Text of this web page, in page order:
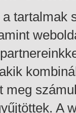
tartalmak
meg
A